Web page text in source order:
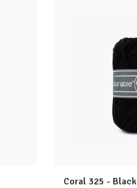
Coral 325 - Black